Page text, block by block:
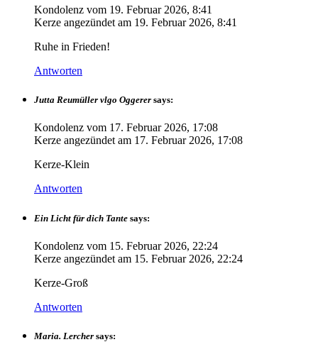
Kondolenz vom 19. Februar 2026, 8:41
Kerze angezündet am 19. Februar 2026, 8:41
Ruhe in Frieden!
Antworten
Jutta Reumüller vlgo Oggerer says:
Kondolenz vom 17. Februar 2026, 17:08
Kerze angezündet am 17. Februar 2026, 17:08
Kerze-Klein
Antworten
Ein Licht für dich Tante says:
Kondolenz vom 15. Februar 2026, 22:24
Kerze angezündet am 15. Februar 2026, 22:24
Kerze-Groß
Antworten
Maria. Lercher says: